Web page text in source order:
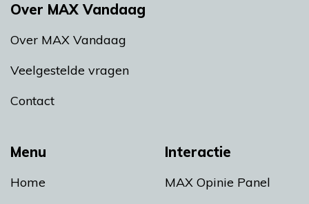
Menu
Home
Interactie
MAX Opinie Panel
Over MAX Vandaag
Over MAX Vandaag
Veelgestelde vragen
Contact